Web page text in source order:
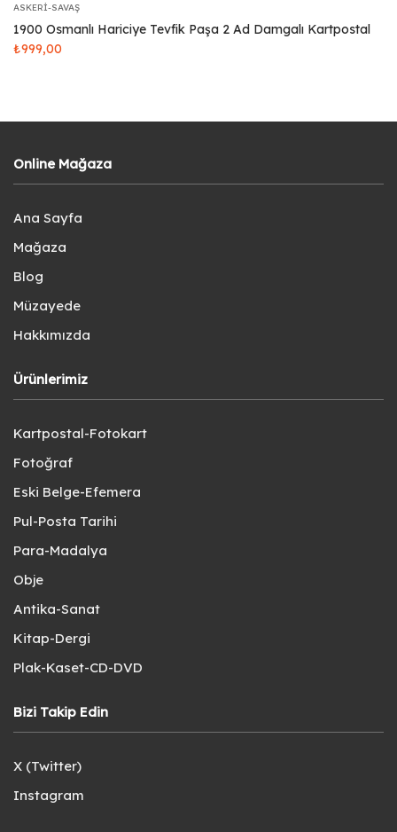
ASKERI-SAVAŞ
1900 Osmanlı Hariciye Tevfik Paşa 2 Ad Damgalı Kartpostal
₺999,00
Online Mağaza
Ana Sayfa
Mağaza
Blog
Müzayede
Hakkımızda
Ürünlerimiz
Kartpostal-Fotokart
Fotoğraf
Eski Belge-Efemera
Pul-Posta Tarihi
Para-Madalya
Obje
Antika-Sanat
Kitap-Dergi
Plak-Kaset-CD-DVD
Bizi Takip Edin
X (Twitter)
Instagram